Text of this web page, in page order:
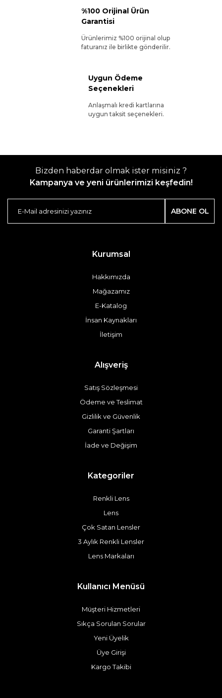
%100 Orijinal Ürün
Garantisi
Ürünlerimiz %100 orijinal olup
faturanız ile birlikte gönderilir.
Uygun Ödeme
Seçenekleri
Anlaşmalı kredi kartlarına
uygun taksit seçenekleri.
Bizden haberdar olmak ister misiniz ?
Kampanya ve yeni ürünlerimizi keşfedin!
ABONE OL
Kurumsal
Hakkımızda
Mağazamız
E-Katalog
İnsan Kaynakları
İletişim
Alışveriş
Satış Sözleşmesi
Ödeme ve Teslimat
Gizlilik ve Güvenlik
Garanti Şartları
İade ve Değişim
Kategoriler
Renkli Lens
Lens
Çok Satan Lensler
3 Aylık Renkli Lensler
Lens Markaları
Kullanıcı Menüsü
Müşteri Hizmetleri
Sıkça Sorulan Sorular
Yeni Üyelik
Üye Girişi
Kargo Takibi